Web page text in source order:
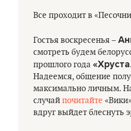
Все проходит в
Гостья воскресенья –
смотреть будем
прошлого года
Надеемся, общение
максимально личным.
случай почитайте
вдруг выйдет блеснуть